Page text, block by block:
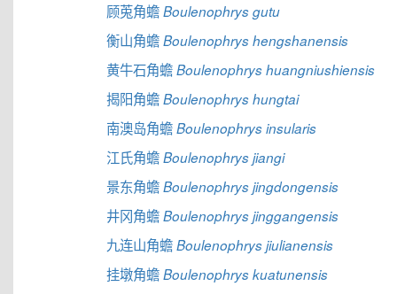
顾莵角蟾Boulenophrys gutu
衡山角蟾Boulenophrys hengshanensis
黄牛石角蟾Boulenophrys huangniushiensis
揭阳角蟾Boulenophrys hungtai
南澳岛角蟾Boulenophrys insularis
江氏角蟾Boulenophrys jiangi
景东角蟾Boulenophrys jingdongensis
井冈角蟾Boulenophrys jinggangensis
九连山角蟾Boulenophrys jiulianensis
挂墩角蟾Boulenophrys kuatunensis